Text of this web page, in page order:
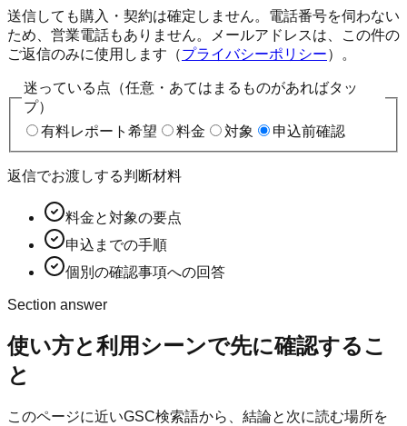
送信しても購入・契約は確定しません。電話番号を伺わない
ため、営業電話もありません。メールアドレスは、この件の
ご返信のみに使用します（プライバシーポリシー）。
迷っている点（任意・あてはまるものがあればタッ
プ）
有料レポート希望
料金 対象 申込前確認
返信でお渡しする判断材料
料金と対象の要点
申込までの手順
個別の確認事項への回答
Section answer
使い方と利用シーンで先に確認するこ
と
このページに近いGSC検索語から、結論と次に読む場所を